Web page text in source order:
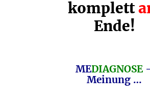
komplett
Ende!
MEDIAGNOSE
Meinung …